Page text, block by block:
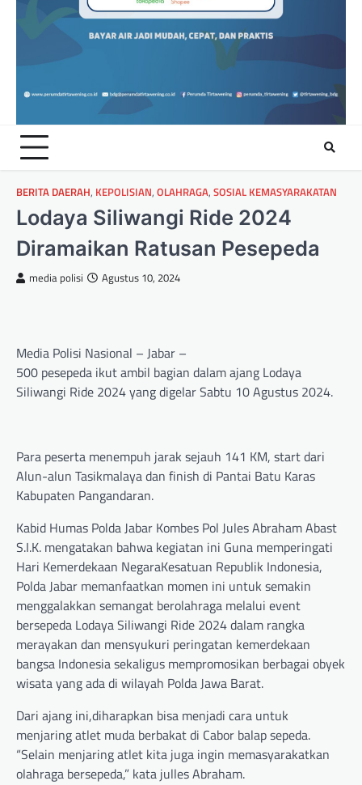
BERITA DAERAH, KEPOLISIAN, OLAHRAGA, SOSIAL KEMASYARAKATAN
Lodaya Siliwangi Ride 2024
Diramaikan Ratusan Pesepeda
media polisi Agustus 10, 2024
Media Polisi Nasional – Jabar –
500 pesepeda ikut ambil bagian dalam ajang Lodaya
Siliwangi Ride 2024 yang digelar Sabtu 10 Agustus 2024.
Para peserta menempuh jarak sejauh 141 KM, start dari
Alun-alun Tasikmalaya dan finish di Pantai Batu Karas
Kabupaten Pangandaran.
Kabid Humas Polda Jabar Kombes Pol Jules Abraham Abast
S.I.K. mengatakan bahwa kegiatan ini Guna memperingati
Hari Kemerdekaan NegaraKesatuan Republik Indonesia,
Polda Jabar memanfaatkan momen ini untuk semakin
menggalakkan semangat berolahraga melalui event
bersepeda Lodaya Siliwangi Ride 2024 dalam rangka
merayakan dan mensyukuri peringatan kemerdekaan
bangsa Indonesia sekaligus mempromosikan berbagai obyek
wisata yang ada di wilayah Polda Jawa Barat.
Dari ajang ini,diharapkan bisa menjadi cara untuk
menjaring atlet muda berbakat di Cabor balap sepeda.
“Selain menjaring atlet kita juga ingin memasyarakatkan
olahraga bersepeda,” kata julles Abraham.